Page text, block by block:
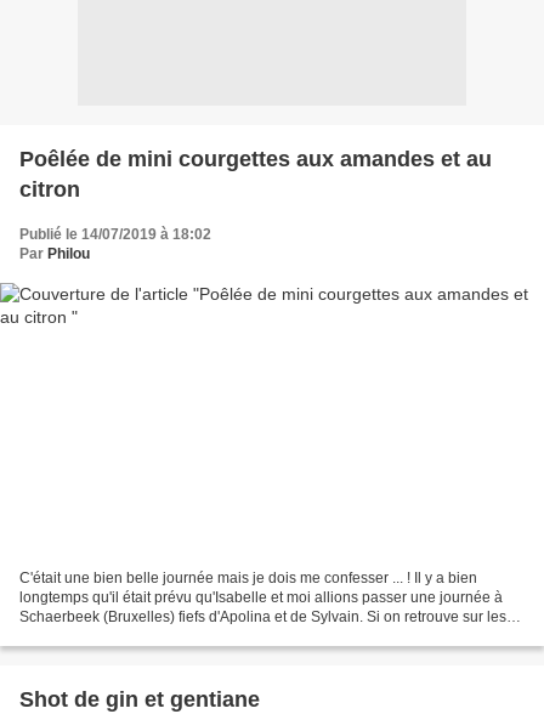
Poêlée de mini courgettes aux amandes et au
citron
Publié le 14/07/2019 à 18:02
Par Philou
C'était une bien belle journée mais je dois me confesser ... ! Il y a bien
longtemps qu'il était prévu qu'Isabelle et moi allions passer une journée à
Schaerbeek (Bruxelles) fiefs d'Apolina et de Sylvain. Si on retrouve sur les
Shot de gin et gentiane